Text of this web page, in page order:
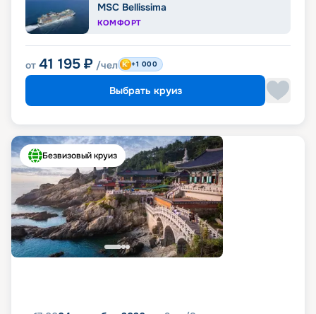
MSC Bellissima
КОМФОРТ
от 41 195 ₽ /чел +1 000
Выбрать круиз
Безвизовый круиз